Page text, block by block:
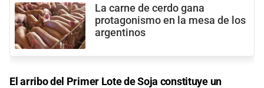
La carne de cerdo gana
protagonismo en la mesa de los
argentinos
El arribo del Primer Lote de Soja constituye un